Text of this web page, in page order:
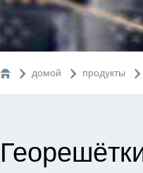
домой продукты